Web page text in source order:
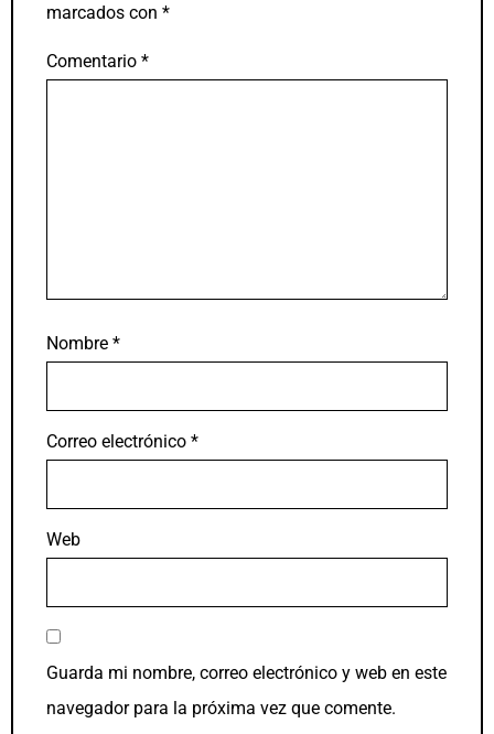
marcados con *
Comentario *
Nombre *
Correo electrónico *
Web
Guarda mi nombre, correo electrónico y web en este
navegador para la próxima vez que comente.